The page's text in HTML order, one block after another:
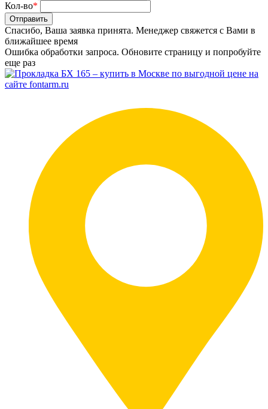
Кол-во*
Отправить
Спасибо, Ваша заявка принята. Менеджер свяжется с Вами в
ближайшее время
Ошибка обработки запроса. Обновите страницу и попробуйте
еще раз